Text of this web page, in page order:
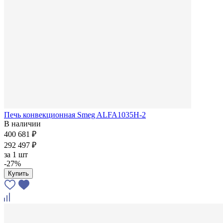
Печь конвекционная Smeg ALFA1035H-2
В наличии
400 681 ₽
292 497 ₽
за 1 шт
-27%
Купить